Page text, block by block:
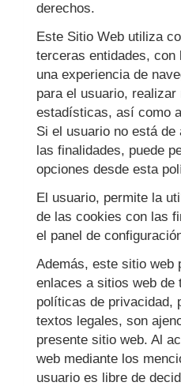
derechos.
Este Sitio Web utiliza
terceras entidades, con
una experiencia de
para el usuario,
estadísticas, así como
Si el usuario no está de
las finalidades, puede
opciones desde esta
El usuario, permite la
de las cookies con las
el panel de
Además, este sitio web
enlaces a sitios web de
políticas de privacidad,
textos legales, son
presente sitio web. Al
web mediante los
usuario es libre de